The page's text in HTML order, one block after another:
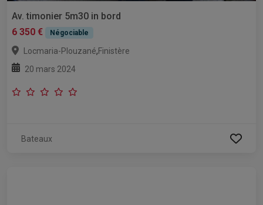
Av. timonier 5m30 in bord
6 350 €
Négociable
Locmaria-Plouzané,Finistère
20 mars 2024
Bateaux